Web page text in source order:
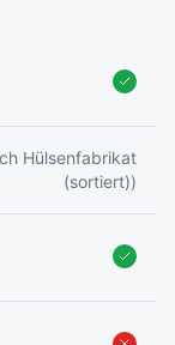
Hülsenfabrikat
(sortiert))